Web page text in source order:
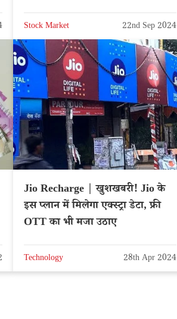
Stock Market 22nd Sep 2024
Jio Recharge | खुशखबरी! Jio के
इस प्लान में मिलेगा एक्स्ट्रा डेटा, फ्री
OTT का भी मजा उठाए
Technology 28th Apr 2024